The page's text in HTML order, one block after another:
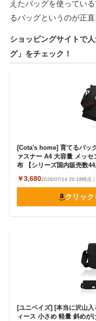
えたバッグを使ってい
るバッグというのが正直
ショッピングサイトで
グ」をチェック！
[Cota's home] 育てるバッ
ァスナー A4 大容量 メッ
布 【シリーズ国内販売数
￥3,6802026/07/14 20:18時点
クリック
[ユニベイズ] [本当に沢山
ィース 小さめ 軽量 斜めが